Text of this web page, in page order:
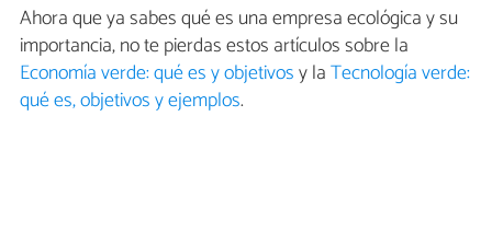
Ahora que ya sabes qué es una empresa ecológica y su
importancia, no te pierdas estos artículos sobre la
Economía verde: qué es y objetivosy laTecnología verde:
qué es, objetivos y ejemplos.